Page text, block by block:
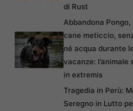
di Rust
Abbandona Pongo,
cane meticcio,
né acqua durante
vacanze: l’animale
in extremis
Tragedia in Perù:
Seregno in Lutto